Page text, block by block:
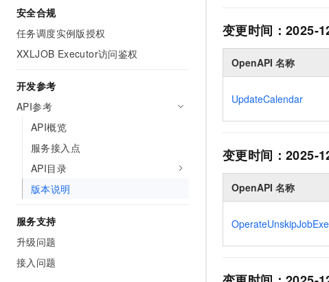
安全合规
任务调度实例版授权
XXLJOB Executor访问鉴权
开发参考
API参考
API概览
服务接入点
API目录
版本说明
服务支持
升级问题
接入问题
变更时间： 2025-
OpenAPI 名称
UpdateCalendar
变更时间： 2025-
OpenAPI 名称